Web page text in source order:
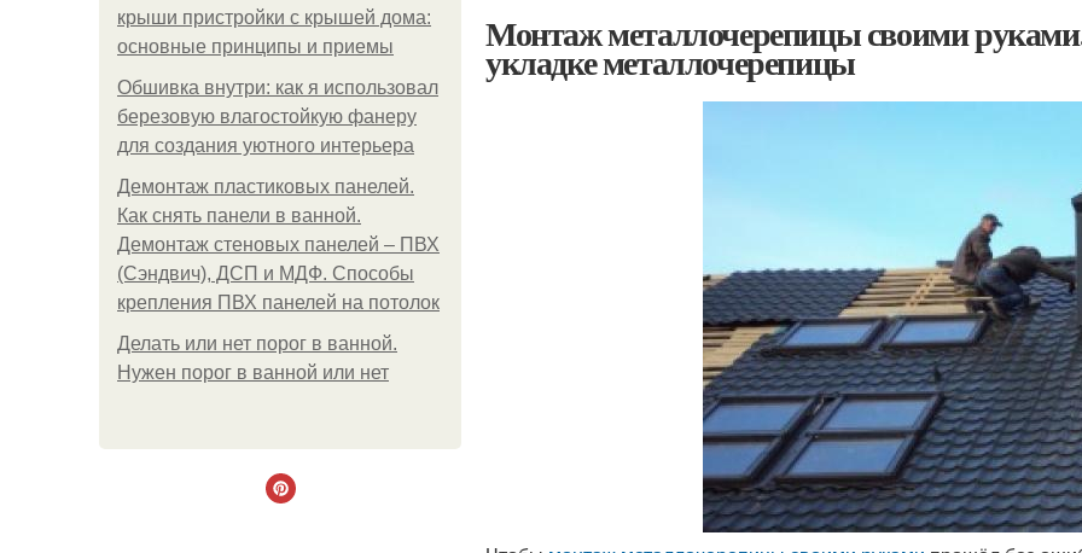
крыши пристройки с крышей дома:
основные принципы и приемы
Обшивка внутри: как я использовал
березовую влагостойкую фанеру
для создания уютного интерьера
Демонтаж пластиковых панелей.
Как снять панели в ванной.
Демонтаж стеновых панелей – ПВХ
(Сэндвич), ДСП и МДФ. Способы
крепления ПВХ панелей на потолок
Делать или нет порог в ванной.
Нужен порог в ванной или нет
Монтаж металлочерепицы своими
укладке металлочерепицы